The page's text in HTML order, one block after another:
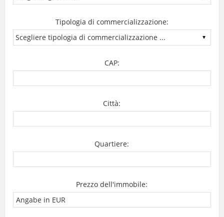
Tipologia di commercializzazione:
CAP:
Città:
Quartiere:
Prezzo dell'immobile: